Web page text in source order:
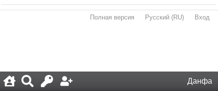
Данфа
Полная версия Русский (RU) Вход